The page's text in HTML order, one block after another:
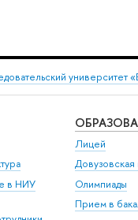
университет
в НИУ
Лицей
Довузовская
Олимпиады
Прием в